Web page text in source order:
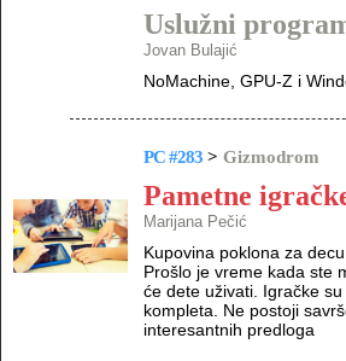
Uslužni
Jovan Bulajić
NoMachine, GPU-Z i
PC #283 > Gizmodrom
Pametne
Marijana Pečić
Kupovina poklona za
Prošlo je vreme kada ste
će dete uživati. Igračke
kompleta. Ne postoji
interesantnih predloga